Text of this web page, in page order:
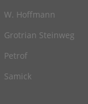
W. Hoffmann
Grotrian Steinweg
Petrof
Samick